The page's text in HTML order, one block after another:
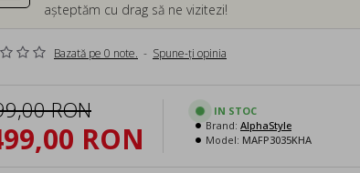
așteptăm cu drag să ne vizitezi!
Bazată pe 0 note. - Spune-ţi opinia
RON
RON
IN STOC
Brand: AlphaStyle
Model: MAFP3035KHA